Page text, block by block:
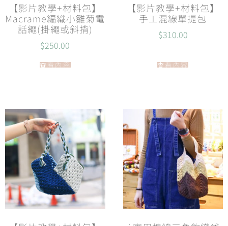
【影片教學+材料包】
Macrame編織小雛菊電
話繩(掛繩或斜揹)
$250.00
查看內容
【影片教學+材料包】
手工混線單提包
$310.00
查看內容